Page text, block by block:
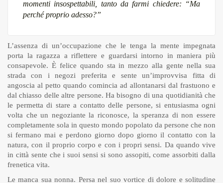
momenti insospettabili, tanto da farmi chiedere: “Ma
perché proprio adesso?”
L’assenza di un’occupazione che le tenga la mente impegnata
porta la ragazza a riflettere e guardarsi intorno in maniera più
consapevole. È felice quando sta in mezzo alla gente nella sua
strada con i negozi preferita e sente un’improvvisa fitta di
angoscia al petto quando comincia ad allontanarsi dal frastuono e
dal chiasso delle altre persone. Ha bisogno di una quotidianità che
le permetta di stare a contatto delle persone, si entusiasma ogni
volta che un negoziante la riconosce, la speranza di non essere
completamente sola in questo mondo popolato da persone che non
si fermano mai e perdono giorno dopo giorno il contatto con la
natura, con il proprio corpo e con i propri sensi. Da quando vive
in città sente che i suoi sensi si sono assopiti, come assorbiti dalla
frenetica vita.
Le manca sua nonna. Persa nel suo vortice di dolore e solitudine